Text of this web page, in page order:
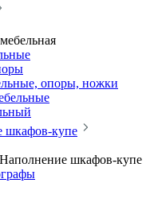
опоры, ножки
шкафов-купе
Наполнение шкафов-купе